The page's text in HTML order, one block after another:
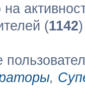
на
(1142
,